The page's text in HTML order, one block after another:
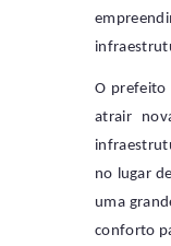
O prefeito
atrair
no lugar
uma
conforto